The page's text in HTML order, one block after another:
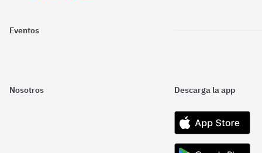
Eventos
Nosotros Descarga la app